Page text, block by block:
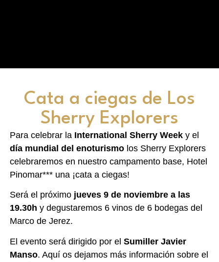
Cata a ciegas de Los
Sherry Explorers
Para celebrar la International Sherry Week y el
día mundial del enoturismo los Sherry Explorers
celebraremos en nuestro campamento base, Hotel
Pinomar*** una ¡cata a ciegas!
Será el próximo jueves 9 de noviembre a las
19.30h y degustaremos 6 vinos de 6 bodegas del
Marco de Jerez.
El evento será dirigido por el Sumiller Javier
Manso. Aquí os dejamos más información sobre el